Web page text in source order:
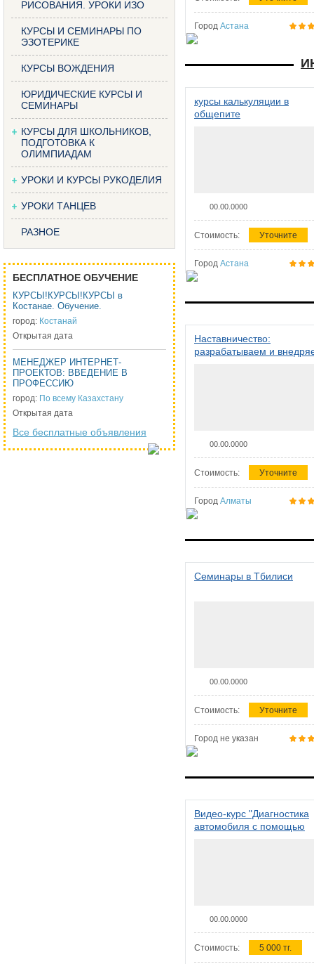
РИСОВАНИЯ. УРОКИ ИЗО
КУРСЫ И СЕМИНАРЫ ПО
ЭЗОТЕРИКЕ
КУРСЫ ВОЖДЕНИЯ
ЮРИДИЧЕСКИЕ КУРСЫ И
СЕМИНАРЫ
КУРСЫ ДЛЯ ШКОЛЬНИКОВ,
ПОДГОТОВКА К
ОЛИМПИАДАМ
УРОКИ И КУРСЫ РУКОДЕЛИЯ
УРОКИ ТАНЦЕВ
РАЗНОЕ
БЕСПЛАТНОЕ ОБУЧЕНИЕ
КУРСЫ!КУРСЫ!КУРСЫ в
Костанае. Обучение.
город: Костанай
Открытая дата
МЕНЕДЖЕР ИНТЕРНЕТ-
ПРОЕКТОВ: ВВЕДЕНИЕ В
ПРОФЕССИЮ
город: По всему Казахстану
Открытая дата
Все бесплатные объявления
Город Астана
курсы калькуляции в
общепите
00.00.0000
Стоимость: Уточните
Город Астана
Наставничество:
разрабатываем и
00.00.0000
Стоимость: Уточните
Город Алматы
Семинары в Тбилиси
00.00.0000
Стоимость: Уточните
Город не указан
Видео-курс "Диагностика
автомобиля с помощью
00.00.0000
Стоимость: 5 000 тг.